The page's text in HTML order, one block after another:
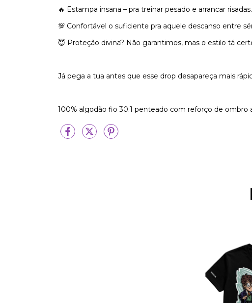
🔥 Estampa insana – pra treinar pesado e arrancar risadas.
💯 Confortável o suficiente pra aquele descanso entre
😇 Proteção divina? Não garantimos, mas o estilo tá
Já pega a tua antes que esse drop desapareça mais
100% algodão fio 30.1 penteado com reforço de ombro